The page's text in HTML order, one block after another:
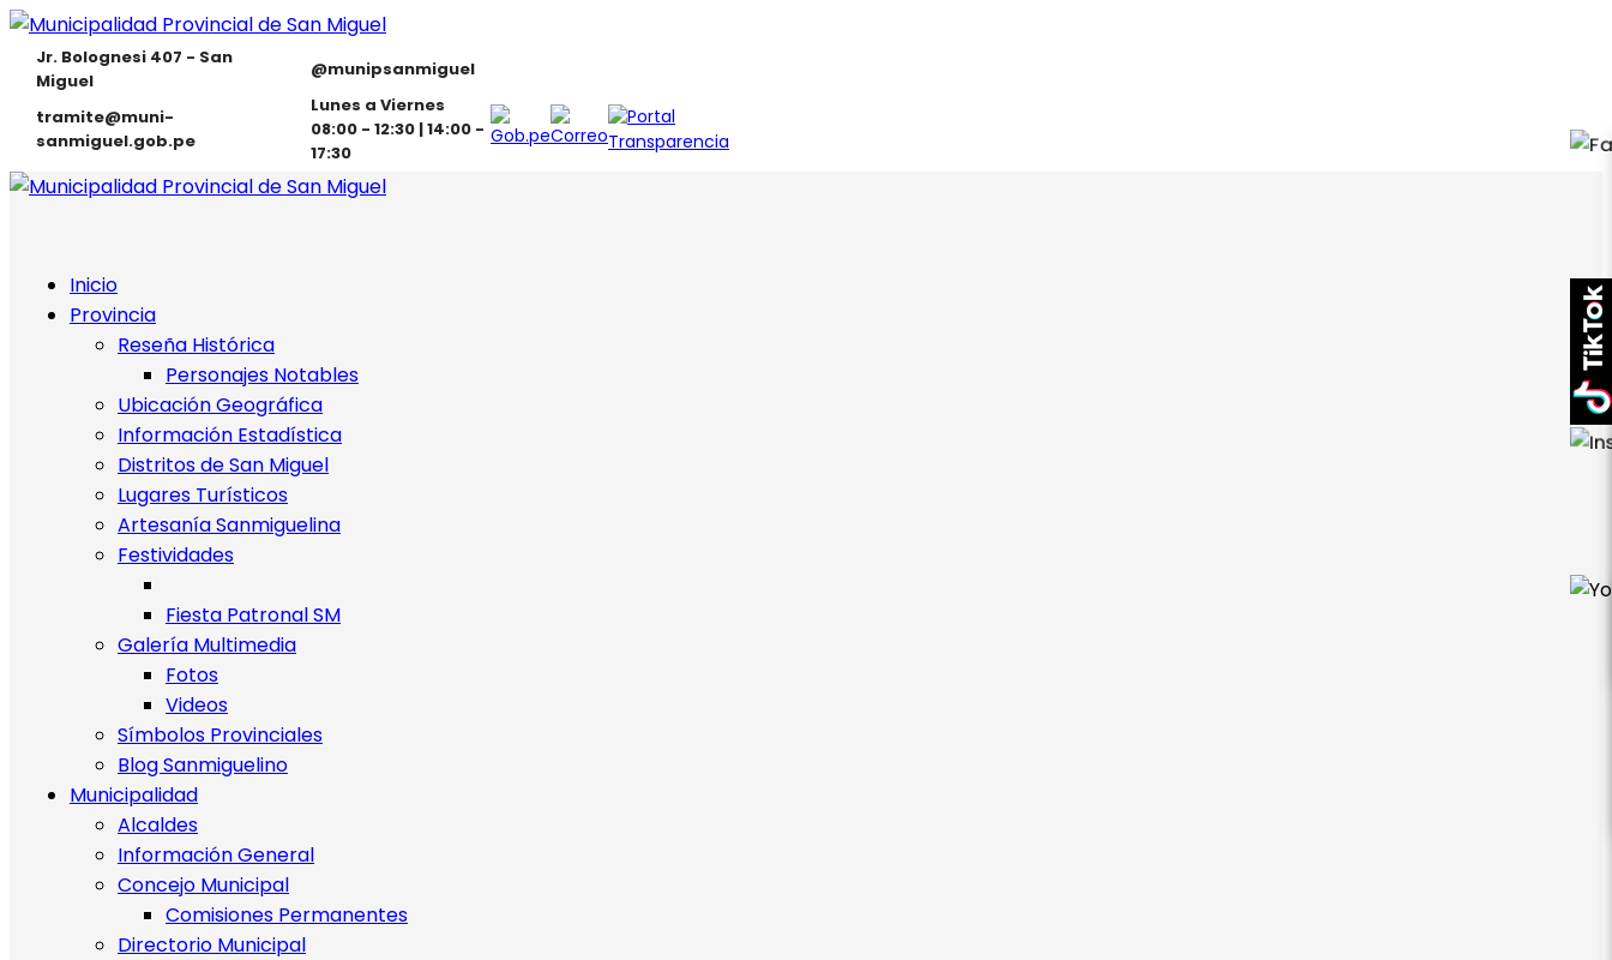
Jr. Bolognesi 407 - San
Miguel
@munipsanmiguel
tramite@muni-
sanmiguel.gob.pe
Lunes a Viernes
08:00 - 12:30 | 14:00 -
17:30
Inicio
Provincia
Reseña Histórica
Personajes Notables
Ubicación Geográfica
Información Estadística
Distritos de San Miguel
Lugares Turísticos
Artesanía Sanmiguelina
Festividades
Fiesta Patronal SM
Galería Multimedia
Fotos
Videos
Símbolos Provinciales
Blog Sanmiguelino
Municipalidad
Alcaldes
Información General
Concejo Municipal
Comisiones Permanentes
Directorio Municipal